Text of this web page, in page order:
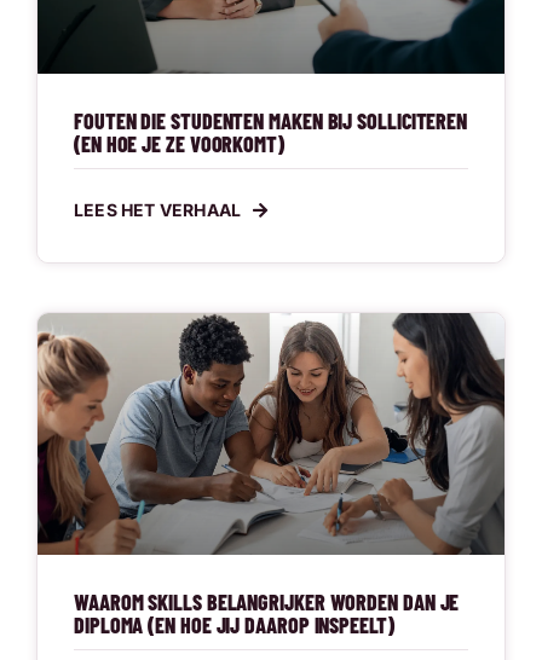
FOUTEN DIE STUDENTEN MAKEN BIJ SOLLICITEREN
(EN HOE JE ZE VOORKOMT)
LEES HET VERHAAL
WAAROM SKILLS BELANGRIJKER WORDEN DAN JE
DIPLOMA (EN HOE JIJ DAAROP INSPEELT)